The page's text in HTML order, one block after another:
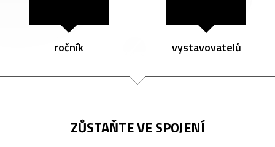
ročník vystavovatelů
ZŮSTAŇTE VE SPOJENÍ